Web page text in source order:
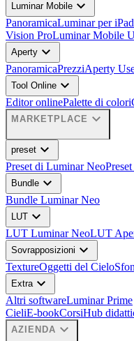
Luminar Mobile expand_more
PanoramicaLuminar per iPad
Vision ProLuminar Mobile
Aperty expand_more
PanoramicaPrezziAperty
Tool Online expand_more
Editor onlinePalette di colori
MARKETPLACE expand_more
preset expand_more
Preset di Luminar Neo
Bundle expand_more
Bundle Luminar Neo
LUT expand_more
LUT Luminar NeoLUT
Sovrapposizioni expand_more
TextureOggetti del Cielo
Extraexpand_more
Altri softwareLuminar Prime
CieliE-bookCorsiHub
AZIENDA expand_more